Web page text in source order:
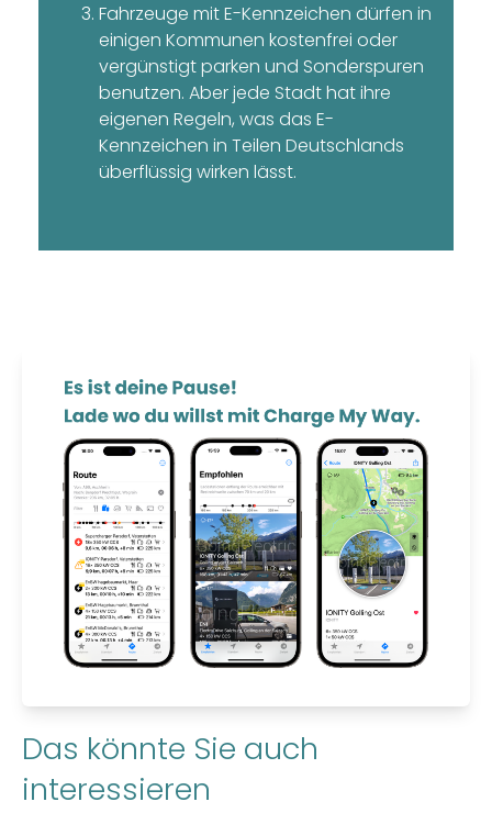
Fahrzeuge mit E-Kennzeichen dürfen in
einigen Kommunen kostenfrei oder
vergünstigt parken und Sonderspuren
benutzen. Aber jede Stadt hat ihre
eigenen Regeln, was das E-
Kennzeichen in Teilen Deutschlands
überflüssig wirken lässt.
Das könnte Sie auch
interessieren